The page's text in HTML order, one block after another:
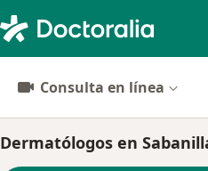
Consulta en línea
Dermatólogos en